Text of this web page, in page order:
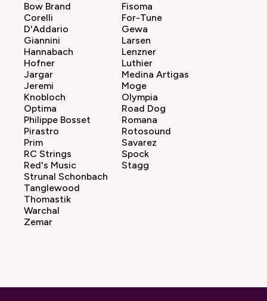
Bow Brand
Corelli
D'Addario
Fisoma
For-Tune
Gewa
Giannini
Hannabach
Hofner
Jargar
Jeremi
Knobloch
Larsen
Lenzner
Luthier
Medina Artigas
Moge
Olympia
Optima
Philippe Bosset
Pirastro
Prim
RC Strings
Red's Music
Road Dog
Romana
Rotosound
Savarez
Spock
Stagg
Strunal Schonbach
Tanglewood
Thomastik
Warchal
Zemar